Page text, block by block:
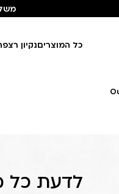
כל המוצריםנקיון
לדעת כל